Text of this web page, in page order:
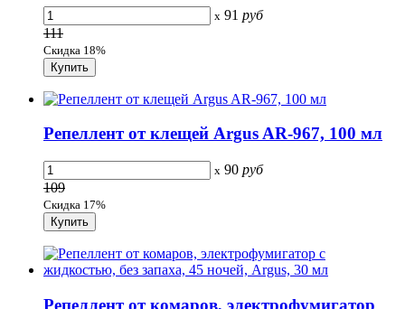
x 91 руб
111
Скидка 18%
Репеллент от клещей Argus AR-967, 100 мл
x 90 руб
109
Скидка 17%
Репеллент от комаров, электрофумигатор